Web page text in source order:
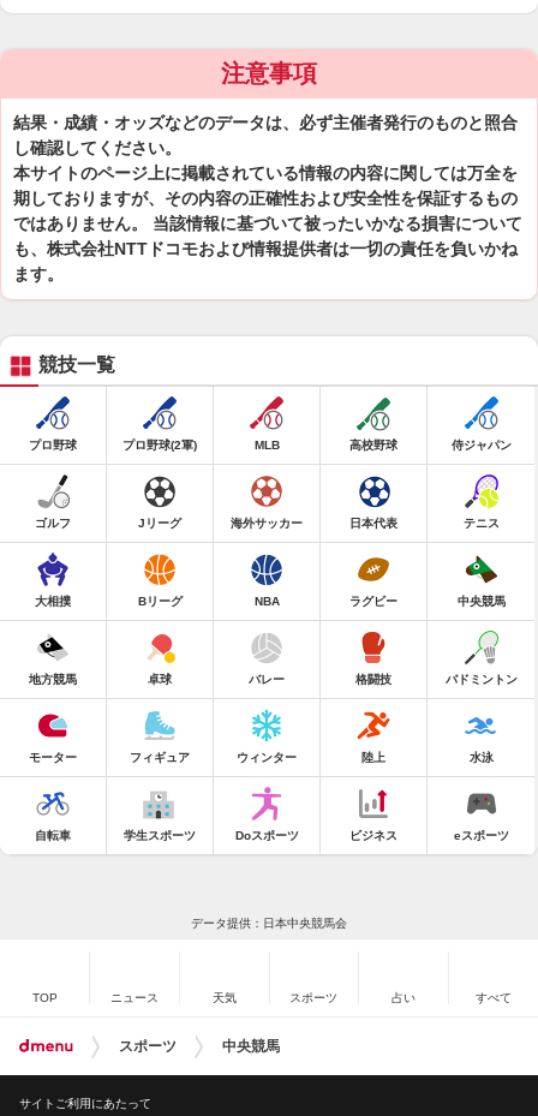
注意事項
結果・成績・オッズなどのデータは、必ず主催者発行のものと照合
し確認してください。
本サイトのページ上に掲載されている情報の内容に関しては万全を
期しておりますが、その内容の正確性および安全性を保証するもの
ではありません。 当該情報に基づいて被ったいかなる損害について
も、株式会社NTTドコモおよび情報提供者は一切の責任を負いかね
ます。
競技一覧
プロ野球 プロ野球(2軍) MLB 高校野球 侍ジャパン
ゴルフ Jリーグ 海外サッカー 日本代表 テニス
大相撲 Bリーグ NBA ラグビー 中央競馬
地方競馬 卓球 バレー 格闘技 バドミントン
モーター フィギュア ウィンター 陸上 水泳
自転車 学生スポーツ Doスポーツ ビジネス eスポーツ
データ提供：日本中央競馬会
TOP ニュース 天気 スポーツ 占い すべて
スポーツ 中央競馬
サイトご利用にあたって